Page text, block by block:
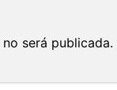
será publicada.